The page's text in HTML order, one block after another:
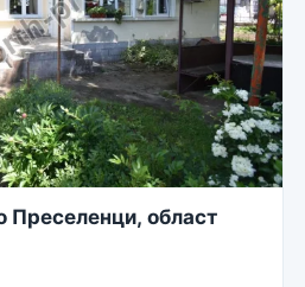
Преселенци, област